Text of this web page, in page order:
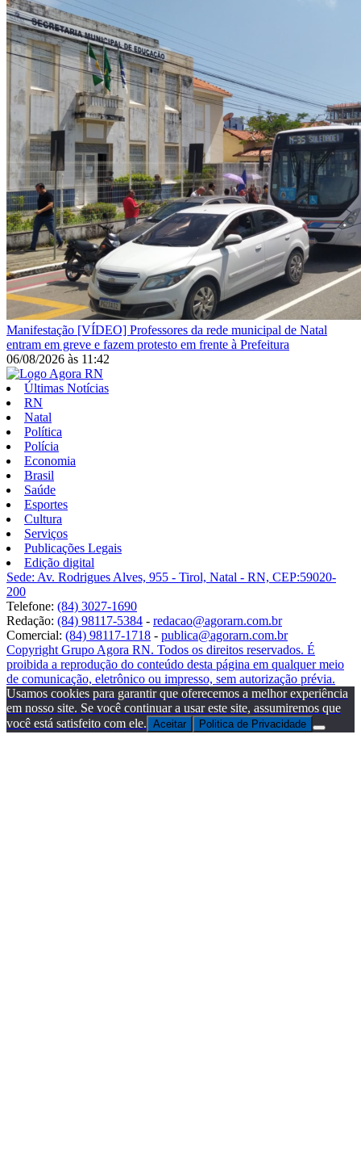
Manifestação [VÍDEO] Professores da rede municipal de Natal
entram em greve e fazem protesto em frente à Prefeitura
06/08/2026 às 11:42
Últimas Notícias
RN
Natal
Política
Polícia
Economia
Brasil
Saúde
Esportes
Cultura
Serviços
Publicações Legais
Edição digital
Sede: Av. Rodrigues Alves, 955 - Tirol, Natal - RN, CEP:59020-
200
Telefone: (84) 3027-1690
Redação: (84) 98117-5384 - redacao@agorarn.com.br
Comercial: (84) 98117-1718 - publica@agorarn.com.br
Copyright Grupo Agora RN. Todos os direitos reservados. É
proibida a reprodução do conteúdo desta página em qualquer meio
de comunicação, eletrônico ou impresso, sem autorização prévia.
Usamos cookies para garantir que oferecemos a melhor experiência
em nosso site. Se você continuar a usar este site, assumiremos que
você está satisfeito com ele. Aceitar Politica de Privacidade